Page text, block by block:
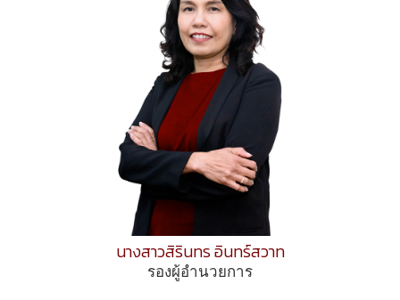
นางสาวสิรินทร อินทร์สวาท
รองผู้อำนวยการ